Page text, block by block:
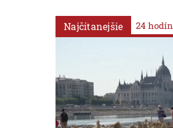
Najčítanejšie 24 hodín